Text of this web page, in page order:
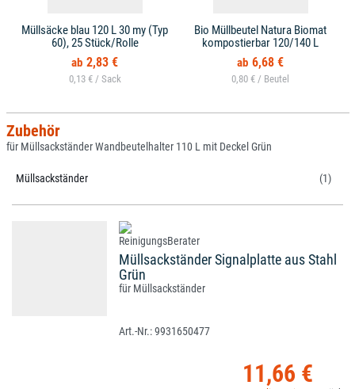
Müllsäcke blau 120 L 30 my (Typ
60), 25 Stück/Rolle
2,83 €
0,13 € /
Bio Müllbeutel Natura Biomat
kompostierbar 120/140 L
6,68 €
0,80 € /
Zubehör
für Müllsackständer Wandbeutelhalter 110 L mit Deckel Grün
Müllsackständer (1)
Müllsackständer Signalplatte aus Stahl
Grün
für Müllsackständer
9931650477
11,66 €